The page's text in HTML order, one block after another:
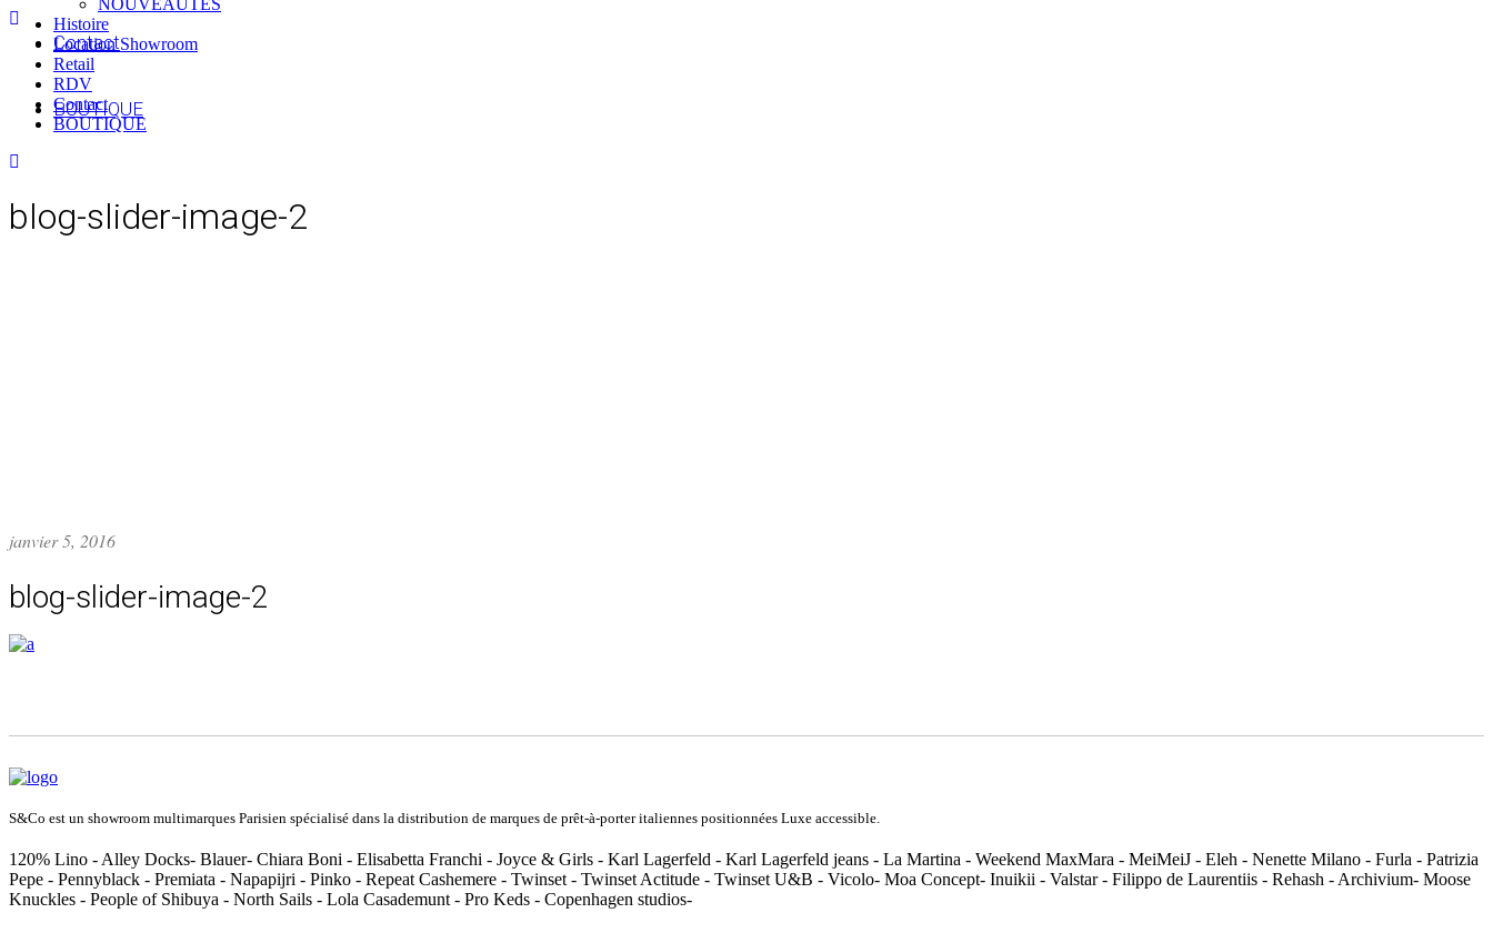
Contact
BOUTIQUE
NOUVEAUTES
Histoire
Location Showroom
Retail
RDV
Contact
BOUTIQUE
blog-slider-image-2
janvier 5, 2016
blog-slider-image-2
S&Co est un showroom multimarques Parisien spécialisé dans la distribution de marques de prêt-à-porter italiennes positionnées Luxe accessible.
120% Lino - Alley Docks- Blauer- Chiara Boni - Elisabetta Franchi - Joyce & Girls - Karl Lagerfeld - Karl Lagerfeld jeans - La Martina - Weekend MaxMara - MeiMeiJ - Eleh - Nenette Milano - Furla - Patrizia
Pepe - Pennyblack - Premiata - Napapijri - Pinko - Repeat Cashemere - Twinset - Twinset Actitude - Twinset U&B - Vicolo- Moa Concept- Inuikii - Valstar - Filippo de Laurentiis - Rehash - Archivium- Moose
Knuckles - People of Shibuya - North Sails - Lola Casademunt - Pro Keds - Copenhagen studios-